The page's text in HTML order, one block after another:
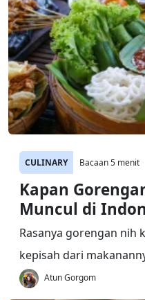
CULINARY Bacaan 5 menit
Kapan
Muncul di
Rasanya gorengan nih
kepisah dari
Atun Gorgom